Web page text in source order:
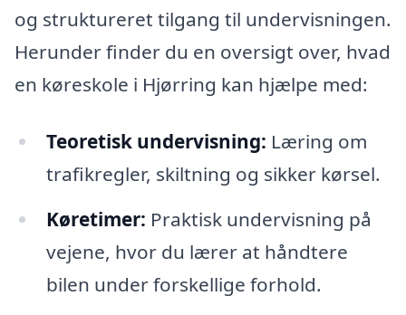
og struktureret tilgang til undervisningen.
Herunder finder du en oversigt over, hvad
en køreskole i Hjørring kan hjælpe med:
Teoretisk undervisning: Læring om
trafikregler, skiltning og sikker kørsel.
Køretimer: Praktisk undervisning på
vejene, hvor du lærer at håndtere
bilen under forskellige forhold.